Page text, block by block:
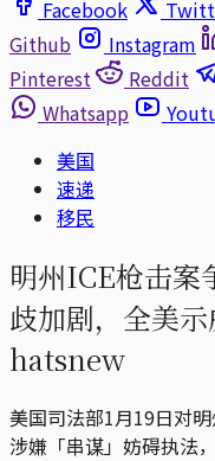
Facebook
Github
Instagram
Pinterest
Reddit
Whatsapp
美国
速递
移民
明州ICE枪击案
歧加剧，全美
hatsnew
美国司法部1月19日对
涉嫌「串谋」妨碍执法